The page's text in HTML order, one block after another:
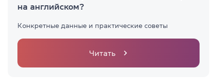
на английском?
Конкретные данные и практические советы
Читать